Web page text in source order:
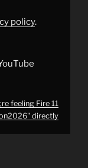
policy.
feeling Fire 11
directly